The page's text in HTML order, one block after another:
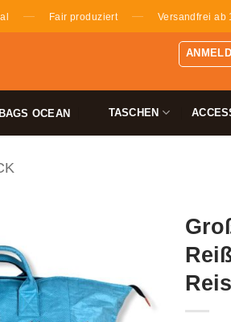
— Fair produziert — Versandfrei ab
OCEAN TASCHEN